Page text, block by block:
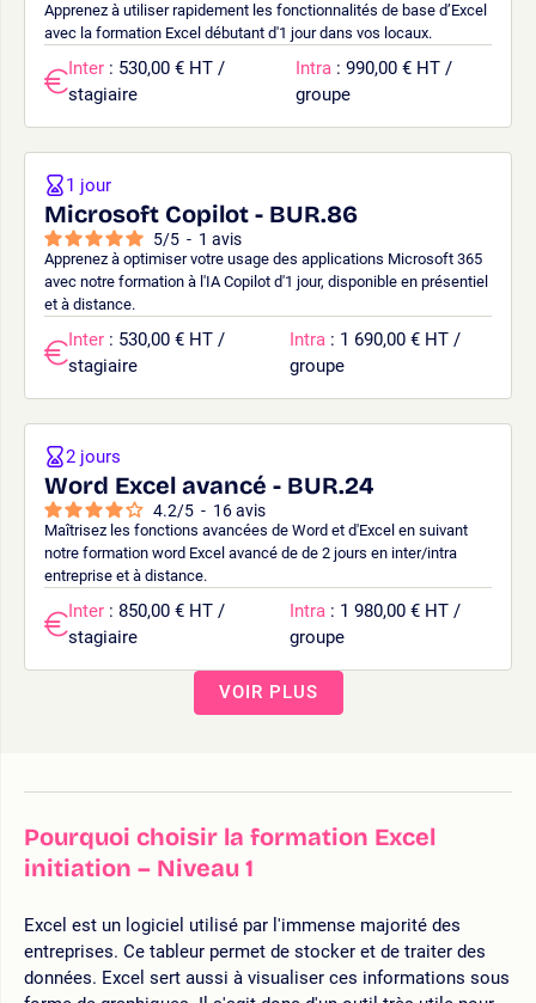
Apprenez à utiliser rapidement les fonctionnalités de base d’Excel
avec la formation Excel débutant d'1 jour dans vos locaux.
Inter : 530,00 € HT /
stagiaire
Intra : 990,00 € HT /
groupe
Microsoft Copilot - BUR.86
5/5 - 1 avis
Apprenez à optimiser votre usage des applications Microsoft 365
avec notre formation à l'IA Copilot d'1 jour, disponible en présentiel
et à distance.
1 jour
Inter : 530,00 € HT /
stagiaire
Intra : 1 690,00 € HT /
groupe
Word Excel avancé - BUR.24
4.2/5 - 16avis
Maîtrisez les fonctions avancées de Word et d'Excel en suivant
notre formation word Excel avancé de de 2 jours en inter/intra
entreprise et à distance.
2 jours
Inter : 850,00 € HT /
stagiaire
Intra : 1 980,00 € HT /
groupe
VOIR PLUS
Pourquoi choisir la formation Excel
initiation – Niveau 1
Excel est un logiciel utilisé par l'immense majorité des
entreprises. Ce tableur permet de stocker et de traiter des
données. Excel sert aussi à visualiser ces informations sous